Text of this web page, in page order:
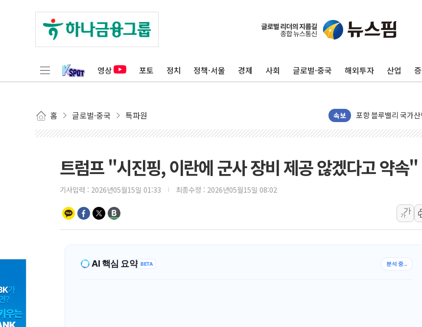
영상 포토 정치 정책·서울 경제 사회 글로벌·중국 해외투자 산업
홈 글로벌·중국 특파원 속보
평택 진위면 공장서
상주 낙동강 선착장
[종합] 김민석, 정청
인천서 말다툼 중 어
김민석, 강원·대구·
[속보] 민주, 강원·
[속보] 민주, 경북
[속보] 민주, 대구
[속보] 민주, 강원 경
정재헌 CEO, SKT
최태원, 노소영에
하나금융, 명동 소
병무청, 보충역 전
홈플러스發 대형마
트럼프 "시진핑, 이란에 군사 장비 제공 않겠다고 약속"
기사입력 : 2026년05월15일 01:33 최종수정 : 2026년05월15일 08:02
가
가
AI 핵심 요약 BETA 분석 중...